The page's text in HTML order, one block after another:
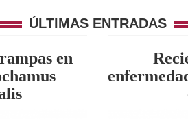
ÚLTIMAS ENTRADAS
en